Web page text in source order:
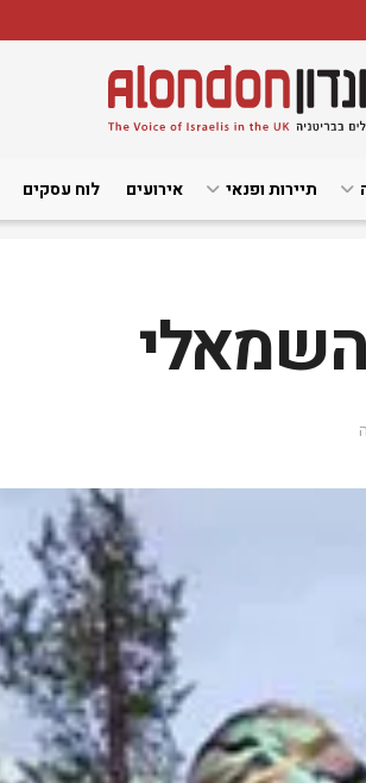
תיירות ופנאי אירועים לוח עסקים